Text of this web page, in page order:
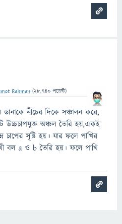
Rahman (28,740 পয়েন্ট)
ডানাকে নীচের দিকে সঞ্চালন করে,
উচ্চচাপযুক্ত অঞ্চল তৈরি হয়,একই
চাপের সৃষ্টি হয়। যার ফলে পাখির
বল a ও b তৈরি হয়। ফলে পাখি